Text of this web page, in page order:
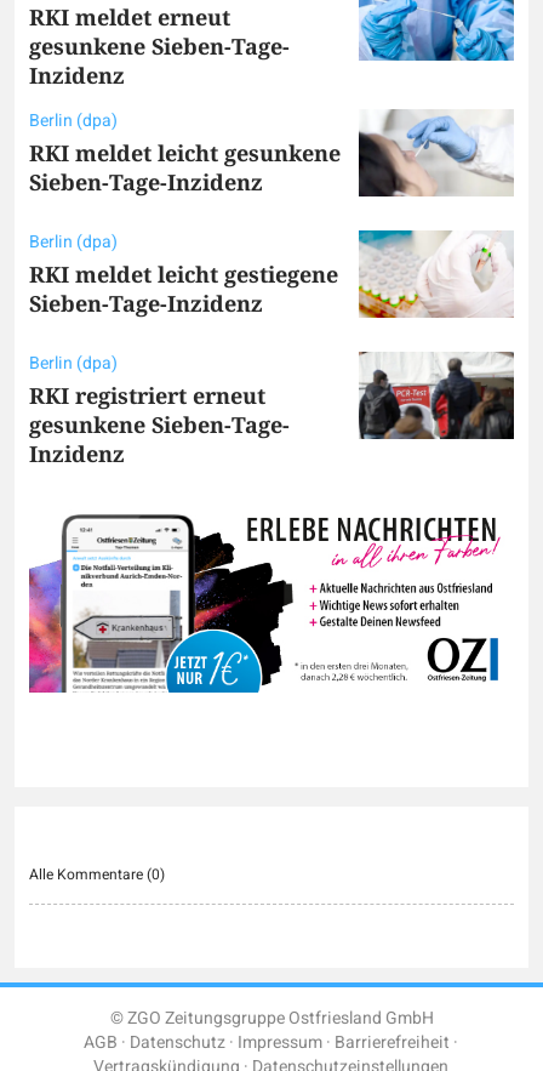
RKI meldet erneut
gesunkene Sieben-Tage-
Inzidenz
Berlin (dpa)
RKI meldet leicht gesunkene
Sieben-Tage-Inzidenz
Berlin (dpa)
RKI meldet leicht gestiegene
Sieben-Tage-Inzidenz
Berlin (dpa)
RKI registriert erneut
gesunkene Sieben-Tage-
Inzidenz
Alle Kommentare (0)
© ZGO Zeitungsgruppe Ostfriesland GmbH
AGB Datenschutz Impressum Barrierefreiheit